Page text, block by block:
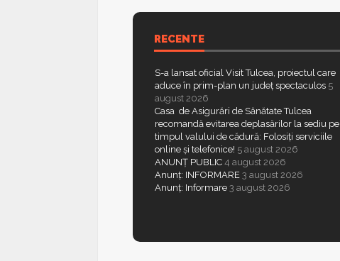
RECENTE
S-a lansat oficial Visit Tulcea, proiectul care
aduce în prim-plan un județ spectaculos 5
august 2026
Casa de Asigurări de Sănătate Tulcea
recomandă evitarea deplasărilor la sediu pe
timpul valului de cădură: Folosiți serviciile
online și telefonice! 5 august 2026
ANUNȚ PUBLIC 4 august 2026
Anunț: INFORMARE 3 august 2026
Anunț: Informare 3 august 2026